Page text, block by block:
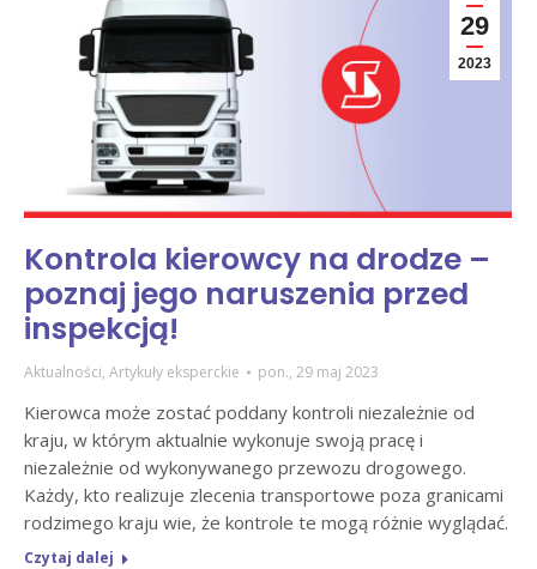
29
2023
Kontrola kierowcy na drodze –
poznaj jego naruszenia przed
inspekcją!
Aktualności, Artykuły eksperckie pon., 29 maj 2023
Kierowca może zostać poddany kontroli niezależnie od
kraju, w którym aktualnie wykonuje swoją pracę i
niezależnie od wykonywanego przewozu drogowego.
Każdy, kto realizuje zlecenia transportowe poza granicami
rodzimego kraju wie, że kontrole te mogą różnie wyglądać.
Czytaj dalej